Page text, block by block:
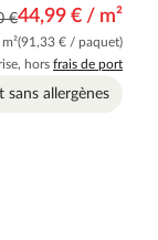
€44,99 € / m²
(91,33 € / paquet)
hors frais de port
sans allergènes